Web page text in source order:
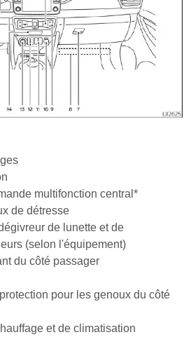
multifonction central*
de détresse
de lunette et de
(selon l'équipement)
du côté passager
pour les genoux du côté
et de climatisation